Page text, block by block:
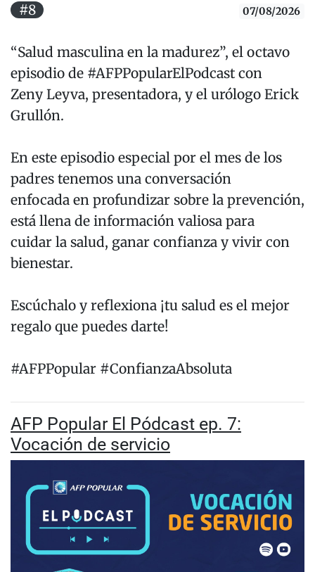
#8 07/08/2026
“Salud masculina en la madurez”, el octavo
episodio de #AFPPopularElPodcast con
Zeny Leyva, presentadora, y el urólogo Erick
Grullón.
En este episodio especial por el mes de los
padres tenemos una conversación
enfocada en profundizar sobre la prevención,
está llena de información valiosa para
cuidar la salud, ganar confianza y vivir con
bienestar.
Escúchalo y reflexiona ¡tu salud es el mejor
regalo que puedes darte!
#AFPPopular #ConfianzaAbsoluta
AFP Popular El Pódcast ep. 7:
Vocación de servicio